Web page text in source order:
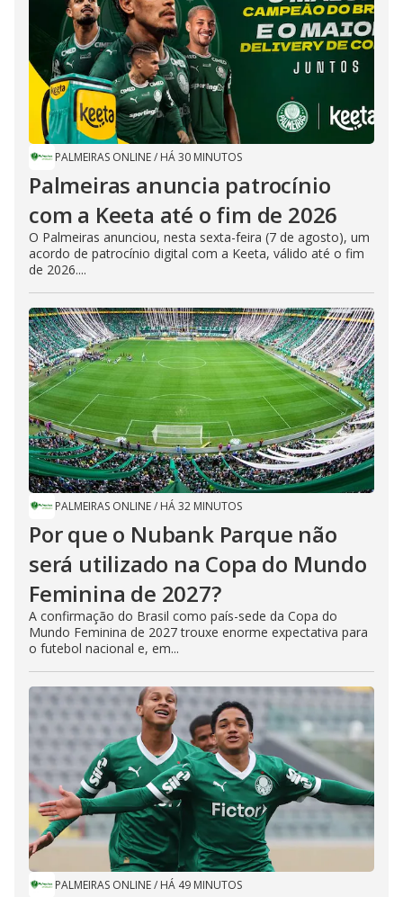
PALMEIRAS ONLINE/ HÁ 30 MINUTOS
Palmeiras anuncia patrocínio
com a Keeta até o fim de 2026
O Palmeiras anunciou, nesta sexta-feira (7 de agosto), um
acordo de patrocínio digital com a Keeta, válido até o fim
de 2026....
PALMEIRAS ONLINE/ HÁ 32 MINUTOS
Por que o Nubank Parque não
será utilizado na Copa do Mundo
Feminina de 2027?
A confirmação do Brasil como país-sede da Copa do
Mundo Feminina de 2027 trouxe enorme expectativa para
o futebol nacional e, em...
PALMEIRAS ONLINE/ HÁ 49 MINUTOS